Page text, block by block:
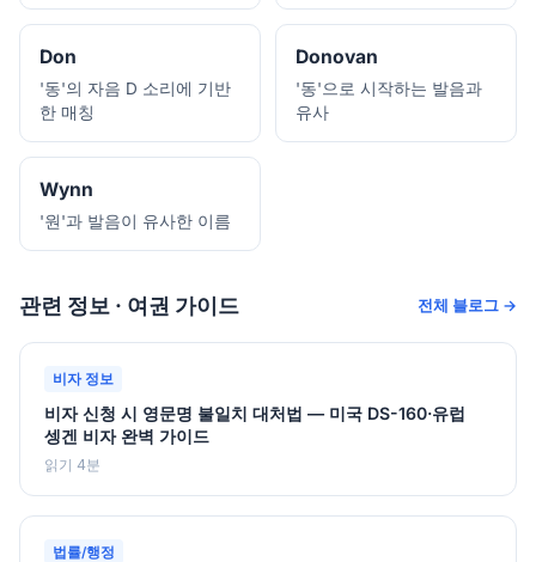
Don
'동'의 자음 D 소리에 기반
한 매칭
Donovan
'동'으로 시작하는 발음과
유사
Wynn
'원'과 발음이 유사한 이름
관련 정보 · 여권 가이드 전체 블로그 →
비자 정보
비자 신청 시 영문명 불일치 대처법 — 미국 DS-160·유럽
셍겐 비자 완벽 가이드
읽기 4분
법률/행정